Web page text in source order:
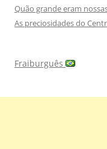
Quão grande eram
As preciosidades do
Fraiburguês